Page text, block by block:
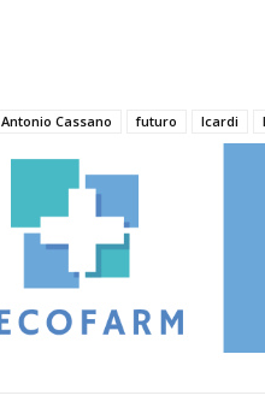
Antonio Cassano futuro Icardi